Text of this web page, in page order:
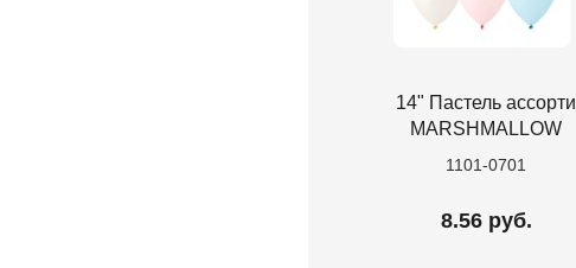
14" Пастель ассорти
MARSHMALLOW
1101-0701
8.56 руб.